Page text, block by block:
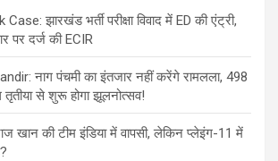
झारखंड भर्ती परीक्षा विवाद में ED की एंट्री,
पर दर्ज की ECIR
नाग पंचमी का इंतजार नहीं करेंगे रामलला, 498
से शुरू होगा झूलनोत्सव!
खान की टीम इंडिया में वापसी, लेकिन प्लेइंग-11 में